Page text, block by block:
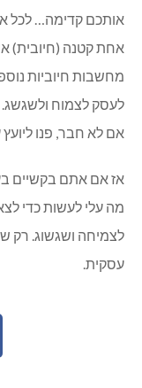
אותכם קדימה… לכל
אחת קטנה (חיובית)
מחשבות חיוביות
לעסק לצמוח ולשגשג.
אם לא חבר, פנו
אז אם אתם בקשיים
מה עלי לעשות כדי
לצמיחה ושגשוג. רק
עסקית.